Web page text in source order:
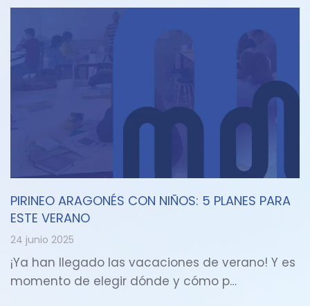
PIRINEO ARAGONÉS CON NIÑOS: 5 PLANES PARA
ESTE VERANO
24 junio 2025
¡Ya han llegado las vacaciones de verano! Y es
momento de elegir dónde y cómo p…